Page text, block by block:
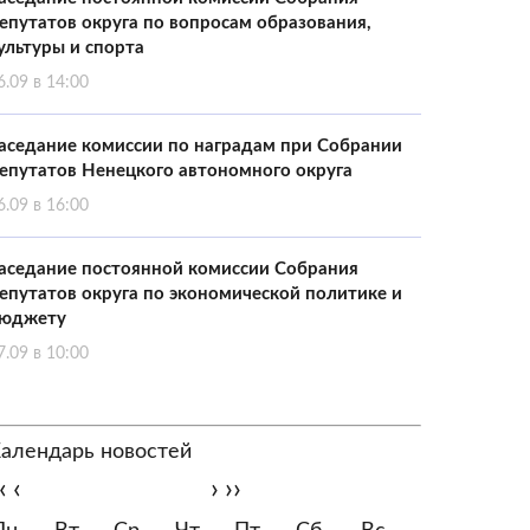
округа по вопросам образования,
и спорта
в 14:00
комиссии по наградам при Собрании
Ненецкого автономного округа
в 16:00
постоянной комиссии Собрания
округа по экономической политике и
в 10:00
новостей
‹ › ››